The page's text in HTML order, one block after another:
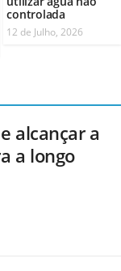
controlada
12 de Julho, 2026
alcançar a
a longo